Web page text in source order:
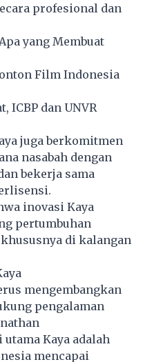
profesional dan
yang Membuat
Film Indonesia
ICBP dan UNVR
juga berkomitmen
nasabah dengan
bekerja sama
inovasi Kaya
pertumbuhan
di kalangan
mengembangkan
pengalaman
Kaya adalah
mencapai